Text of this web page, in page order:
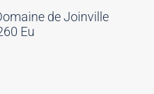
de Joinville
Eu